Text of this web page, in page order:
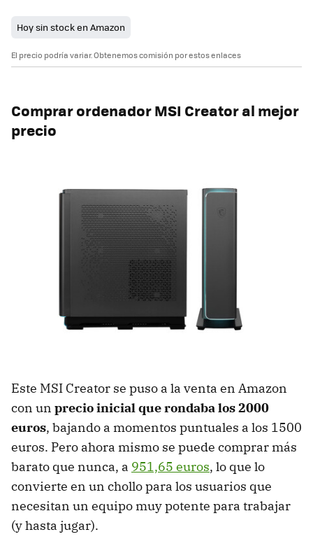
Hoy sin stock en Amazon
El precio podría variar. Obtenemos comisión por estos enlaces
Comprar ordenador MSI Creator al mejor
precio
Este MSI Creator se puso a la venta en Amazon
con un precio inicial que rondaba los 2000
euros, bajando a momentos puntuales a los 1500
euros. Pero ahora mismo se puede comprar más
barato que nunca, a 951,65 euros, lo que lo
convierte en un chollo para los usuarios que
necesitan un equipo muy potente para trabajar
(y hasta jugar).